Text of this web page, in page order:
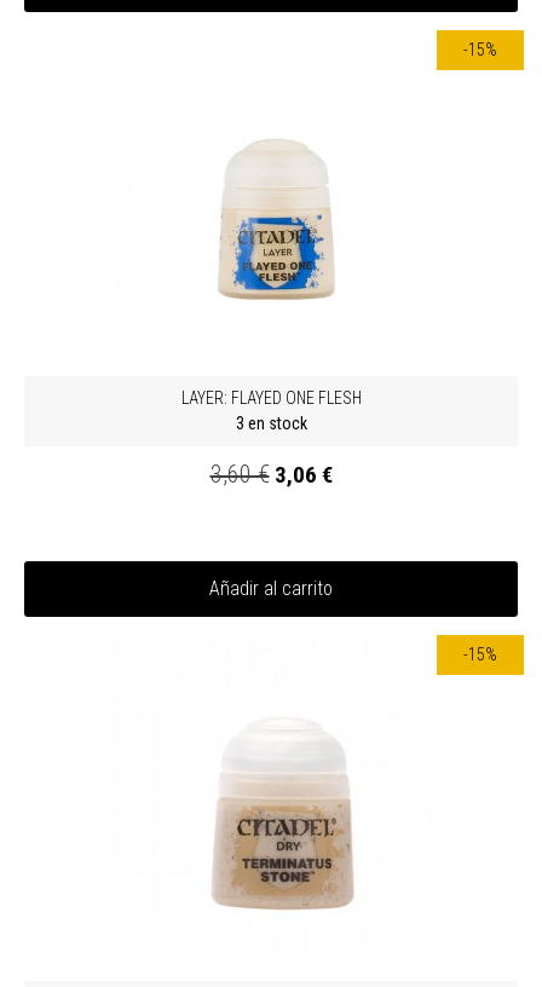
-15%
LAYER: FLAYED ONE FLESH
3 en stock
3,60 € 3,06 €
Añadir al carrito
-15%